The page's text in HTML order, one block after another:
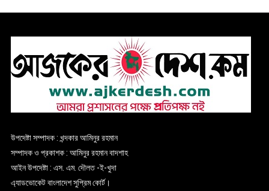
উপদেষ্টা সম্পাদক : খন্দকার আমিনুর রহমান
সম্পাদক ও প্রকাশক : আমিনুর রহমান বাদশাহ
আইন উপদেষ্টা : এস. এম. দৌলত -ই-খুদা
এ্যাডভোকেট বাংলাদেশ সুপ্রিম কোর্ট।